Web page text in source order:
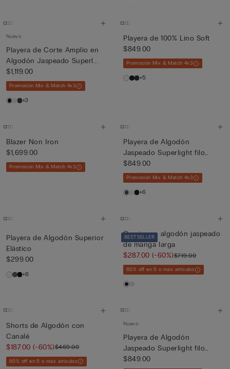
Nuevo
Playera de Corte Amplio en
Algodón Jaspeado Superl...
$1,119.00
Promoción Mix & Match 4x3
+3
Playera de 100% Lino Soft
$849.00
Promoción Mix & Match 4x3
+5
Blazer Non Iron
$1,699.00
Promoción Mix & Match 4x3
Playera de Algodón
Jaspeado Superlight filo
Premiu...
$849.00
Promoción Mix & Match 4x3
+6
Playera de Algodón Superior
Elástico
$299.00
+8
BESTSELLER
Camisa en algodón jaspeado
de manga larga
$287.00(-60%)$719.00
60% off en 5 o más artículos
Shorts de Algodón con
Canalé
$187.00(-60%)$469.00
60% off en 5 o más artículos
Nuevo
Playera de Algodón
Jaspeado Superlight filo
Premiu...
$849.00